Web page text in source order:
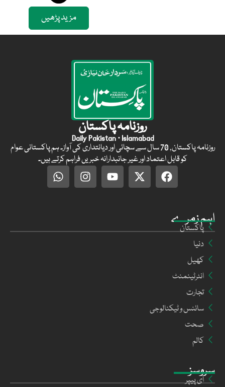
مزید پڑھیں
سروسز
ای پیپر
اہم زمرے
پاکستان
دنیا
کھیل
انٹرٹینمنٹ
تجارت
سائنس و ٹیکنالوجی
صحت
کالم
روزنامہ پاکستان
Daily Pakistan · Islamabad
روزنامہ پاکستان, 70 سال سے سچائی اور دیانتداری کی آواز۔ ہم پاکستانی عوام
کو قابل اعتماد اور غیر جانبدارانہ خبریں فراہم کرتے ہیں۔